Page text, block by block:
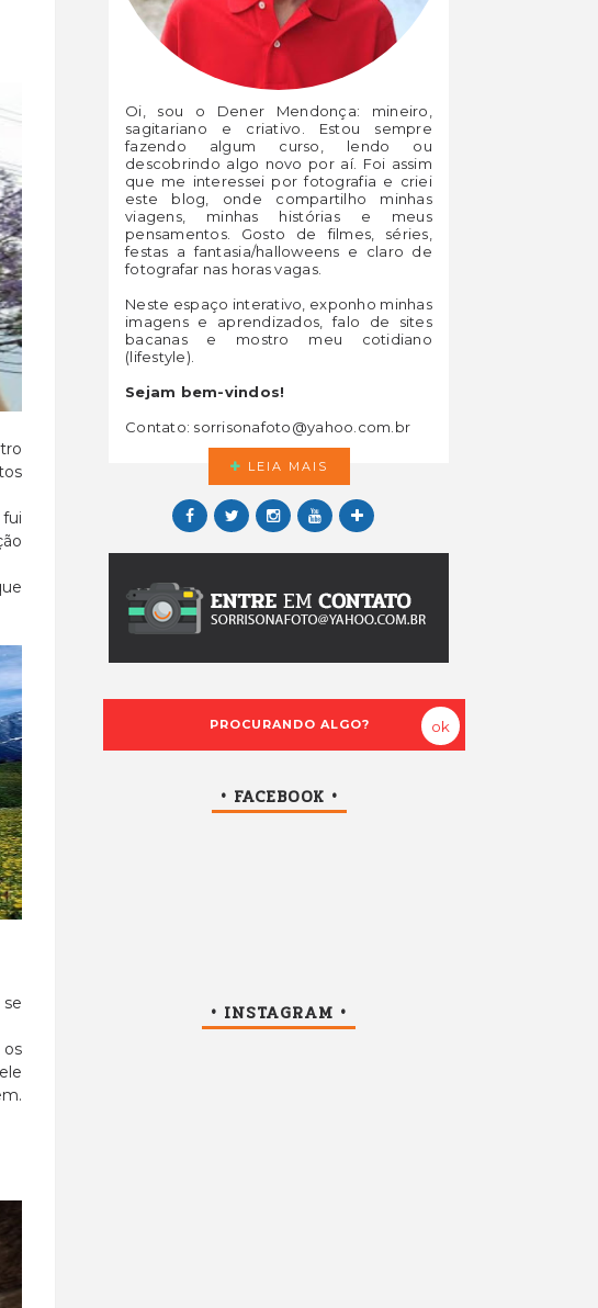
os
Oi, sou o Dener Mendonça: mineiro,
sagitariano e criativo. Estou sempre
fazendo algum curso, lendo ou
descobrindo algo novo por aí. Foi assim
que me interessei por fotografia e criei
este blog, onde compartilho minhas
viagens, minhas histórias e meus
pensamentos. Gosto de filmes, séries,
festas a fantasia/halloweens e claro de
fotografar nas horas vagas.
Neste espaço interativo, exponho minhas
imagens e aprendizados, falo de sites
bacanas e mostro meu cotidiano
(lifestyle).
Sejam bem-vindos!
Contato: sorrisonafoto@yahoo.com.br
LEIA MAIS
• FACEBOOK •
• INSTAGRAM •